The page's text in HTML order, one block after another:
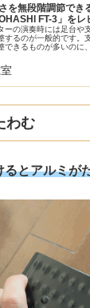
を無段階調節でき
OHASHI FT-3」をレ
ーの演奏時には足台や
するのが一般的です。
できるものが多いのに
いでしょうか？この状
わむ
るとアルミが